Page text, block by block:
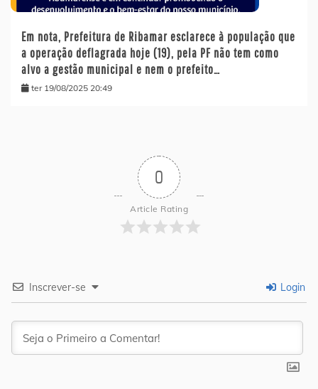
Em nota, Prefeitura de Ribamar esclarece à população que
a operação deflagrada hoje (19), pela PF não tem como
alvo a gestão municipal e nem o prefeito…
ter 19/08/2025 20:49
0
Article Rating
Inscrever-se Login